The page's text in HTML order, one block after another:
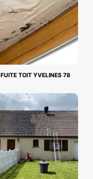
FUITE TOIT YVELINES 78